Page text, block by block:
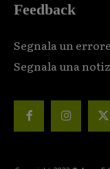
Feedback
Segnala un errore
Segnala una